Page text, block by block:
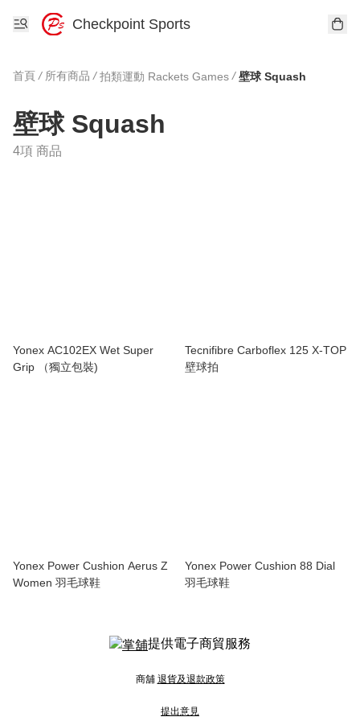
Checkpoint Sports
首頁 / 所有商品 / 拍類運動 Rackets Games / 壁球 Squash
壁球 Squash
4項 商品
Yonex AC102EX Wet Super
Grip （獨立包裝)
Tecnifibre Carboflex 125 X-TOP
壁球拍
Yonex Power Cushion Aerus Z
Women 羽毛球鞋
Yonex Power Cushion 88 Dial
羽毛球鞋
提供電子商貿服務
商舖 退貨及退款政策
提出意見